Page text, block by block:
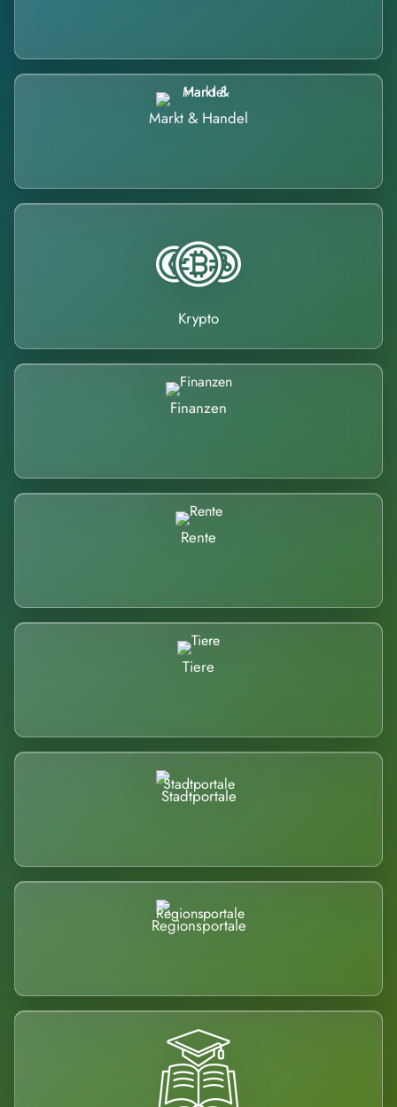
Markt & Handel
Krypto
Finanzen
Rente
Tiere
Stadtportale
Regionsportale